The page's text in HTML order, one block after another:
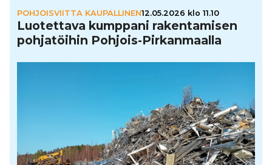
POHJOISVIITTA KAUPALLINEN12.05.2026 klo 11.10
Luo­tet­tava kumppani raken­ta­mi­sen
poh­ja­töi­hin Pohjois-Pir­kan­maalla